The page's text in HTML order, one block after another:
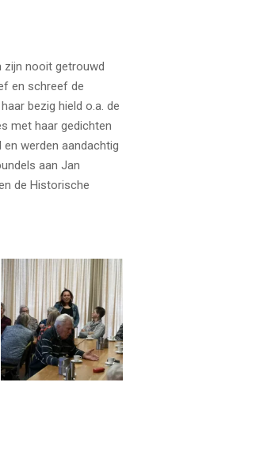
zijn nooit getrouwd
en schreef de
bezig hield o.a. de
met haar gedichten
werden aandachtig
aan Jan
de Historische